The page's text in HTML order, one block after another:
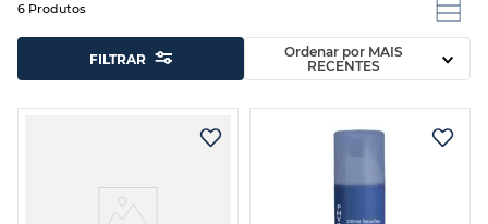
6 Produtos
FILTRAR Ordenar por MAIS
RECENTES